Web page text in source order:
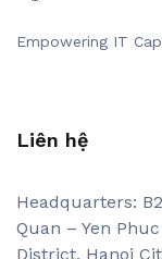
Empowering IT
Liên hệ
Headquarters:
Quan – Yen
District, Hanoi